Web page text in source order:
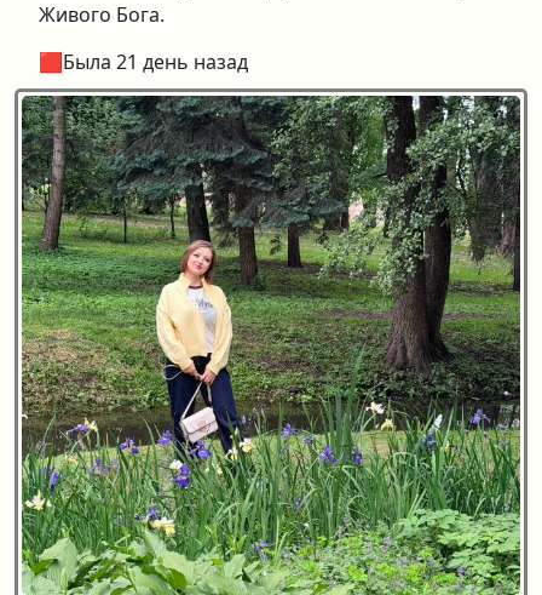
Живого Бога.
🟥Была 21 день назад